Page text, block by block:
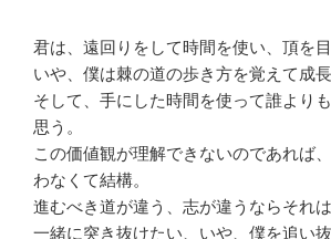
君は、遠回りをして時間を使い、頂を
いや、僕は棘の道の歩き方を覚えて成長
そして、手にした時間を使って誰より
思う。
この価値観が理解できないのであれば
わなくて結構。
進むべき道が違う、志が違うならそれは
一緒に突き抜けたい、いや、僕を追い